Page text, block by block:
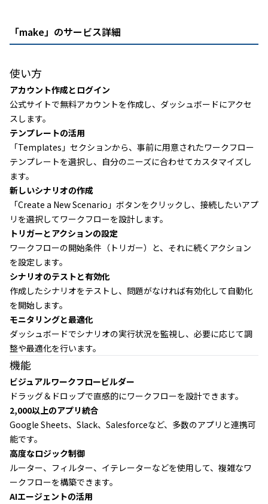
「make」のサービス詳細
使い方
アカウント作成とログイン
公式サイトで無料アカウントを作成し、ダッシュボードにアクセ
スします。
テンプレートの活用
「Templates」セクションから、事前に用意されたワークフロー
テンプレートを選択し、自分のニーズに合わせてカスタマイズし
ます。
新しいシナリオの作成
「Create a New Scenario」ボタンをクリックし、接続したいアプ
リを選択してワークフローを設計します。
トリガーとアクションの設定
ワークフローの開始条件（トリガー）と、それに続くアクション
を設定します。
シナリオのテストと有効化
作成したシナリオをテストし、問題がなければ有効化して自動化
を開始します。
モニタリングと最適化
ダッシュボードでシナリオの実行状況を監視し、必要に応じて調
整や最適化を行います。
機能
ビジュアルワークフロービルダー
ドラッグ＆ドロップで直感的にワークフローを設計できます。
2,000以上のアプリ統合
Google Sheets、Slack、Salesforceなど、多数のアプリと連携可
能です。
高度なロジック制御
ルーター、フィルター、イテレーターなどを使用して、複雑なワ
ークフローを構築できます。
AIエージェントの活用